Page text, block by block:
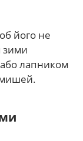
його не
зими
лапником
мишей.